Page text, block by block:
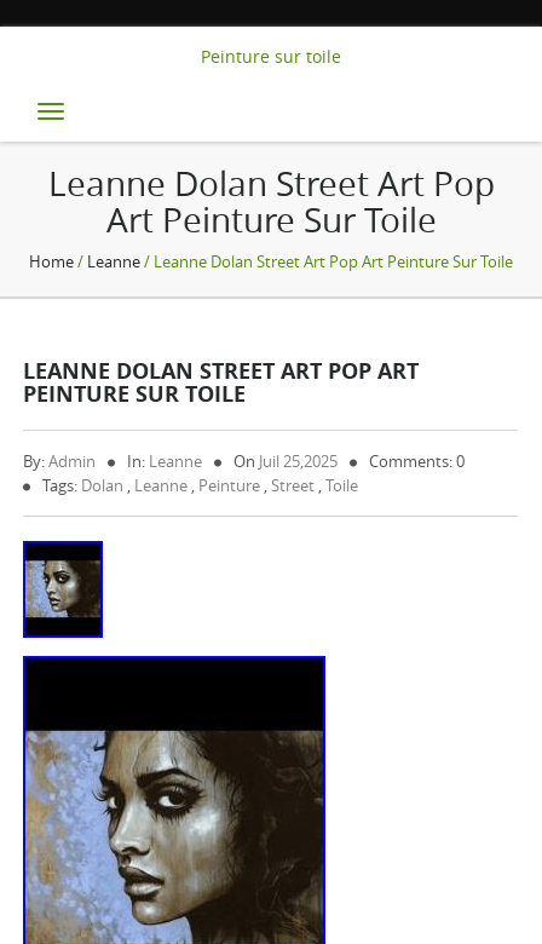
Peinture sur toile
Toggle
navigation
Leanne Dolan Street Art Pop
Art Peinture Sur Toile
Home/ Leanne/ Leanne Dolan Street Art Pop Art Peinture Sur Toile
LEANNE DOLAN STREET ART POP ART
PEINTURE SUR TOILE
By:Admin In: Leanne On Juil 25,2025
Comments: 0
Tags: Dolan , Leanne , Peinture ,Street ,Toile